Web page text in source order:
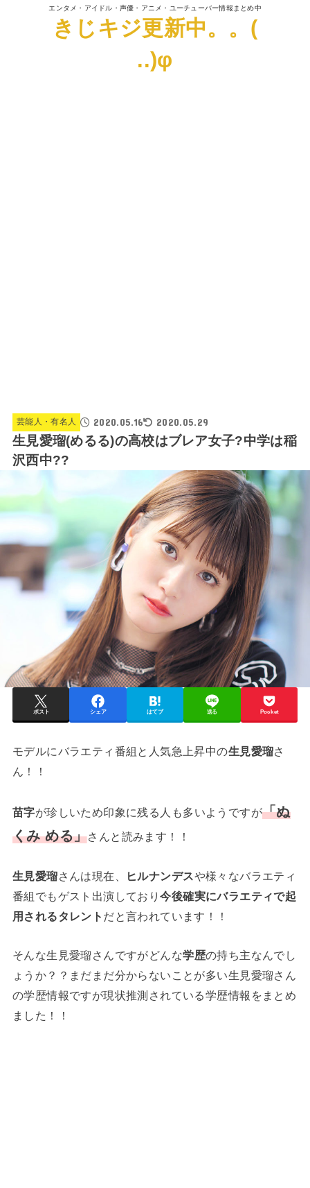
エンタメ・アイドル・声優・アニメ・ユーチューバー情報まとめ中
きじキジ更新中。。(
..)φ
芸能人・有名人 2020.05.16 2020.05.29
生見愛瑠(めるる)の高校はブレア女子?中学は稲
沢西中??
ポスト シェア はてブ 送る Pocket
モデルにバラエティ番組と人気急上昇中の生見愛瑠さ
ん！！
苗字が珍しいため印象に残る人も多いようですが「ぬ
くみ める」さんと読みます！！
生見愛瑠さんは現在、 ヒルナンデスや様々なバラエティ
番組でもゲスト出演しており今後確実にバラエティで起
用されるタレント だと言われています！！
そんな生見愛瑠さんですがどんな学歴の持ち主なんでし
ょうか？？まだまだ分からないことが多い生見愛瑠さん
の学歴情報ですが現状推測されている学歴情報をまとめ
ました！！